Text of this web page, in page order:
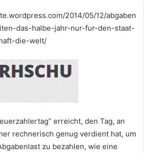
2014/05/12/abgaben
das-halbe-jahr-nur-fur-den-staat-
die-welt/
erreicht, den Tag, an
rechnerisch genug verdient hat, um
zu bezahlen, wie eine